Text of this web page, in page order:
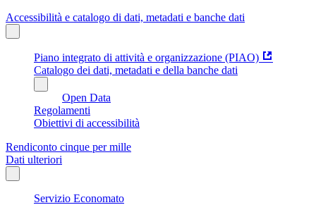
Accessibilità e catalogo di dati, metadati e banche dati
Piano integrato di attività e organizzazione (PIAO)
Catalogo dei dati, metadati e della banche dati
Open Data
Regolamenti
Obiettivi di accessibilità
Rendiconto cinque per mille
Dati ulteriori
Servizio Economato